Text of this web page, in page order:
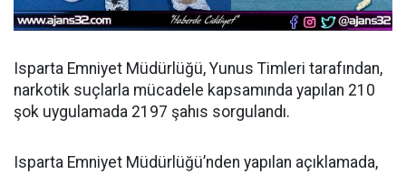
Isparta Emniyet Müdürlüğü, Yunus Timleri tarafından,
narkotik suçlarla mücadele kapsamında yapılan 210
şok uygulamada 2197 şahıs sorgulandı.
Isparta Emniyet Müdürlüğü’nden yapılan açıklamada,